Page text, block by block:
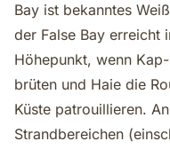
Bay ist bekanntes
der False Bay erreicht
Höhepunkt, wenn
brüten und Haie die
Küste patrouillieren.
Strandbereichen